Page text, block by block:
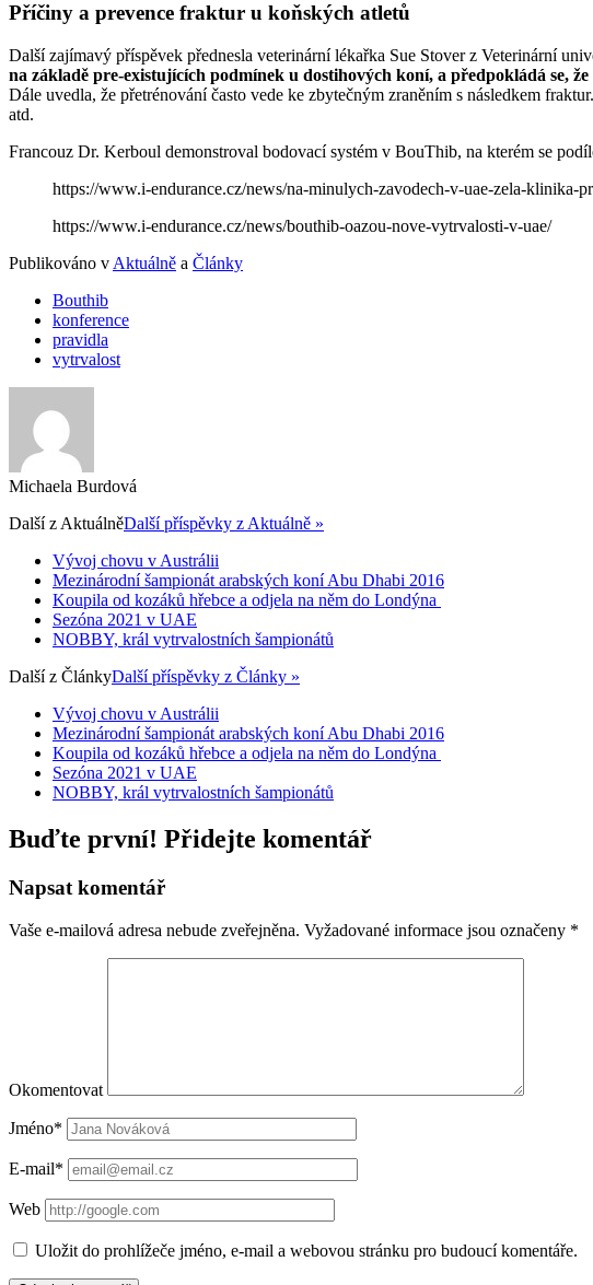
Příčiny a prevence fraktur u koňských atletů
Další zajímavý příspěvek přednesla veterinární lékařka Sue Stover z Veterinární
na základě pre-existujících podmínek u dostihových koní, a předpokládá se,
Dále uvedla, že přetrénování často vede ke zbytečným zraněním s následkem
atd.
Francouz Dr. Kerboul demonstroval bodovací systém v BouThib, na kterém se
https://www.i-endurance.cz/news/na-minulych-zavodech-v-uae-zela-klinika-
https://www.i-endurance.cz/news/bouthib-oazou-nove-vytrvalosti-v-uae/
Publikováno v Aktuálně a Články
Bouthib
konference
pravidla
vytrvalost
Michaela Burdová
Další z AktuálněDalší příspěvky z Aktuálně »
Vývoj chovu v Austrálii
Mezinárodní šampionát arabských koní Abu Dhabi 2016
Koupila od kozáků hřebce a odjela na něm do Londýna
Sezóna 2021 v UAE
NOBBY, král vytrvalostních šampionátů
Další z ČlánkyDalší příspěvky z Články »
Vývoj chovu v Austrálii
Mezinárodní šampionát arabských koní Abu Dhabi 2016
Koupila od kozáků hřebce a odjela na něm do Londýna
Sezóna 2021 v UAE
NOBBY, král vytrvalostních šampionátů
Buďte první! Přidejte komentář
Napsat komentář
Vaše e-mailová adresa nebude zveřejněna. Vyžadované informace jsou označeny *
Okomentovat
Jméno*
E-mail*
Web
Uložit do prohlížeče jméno, e-mail a webovou stránku pro budoucí komentáře.